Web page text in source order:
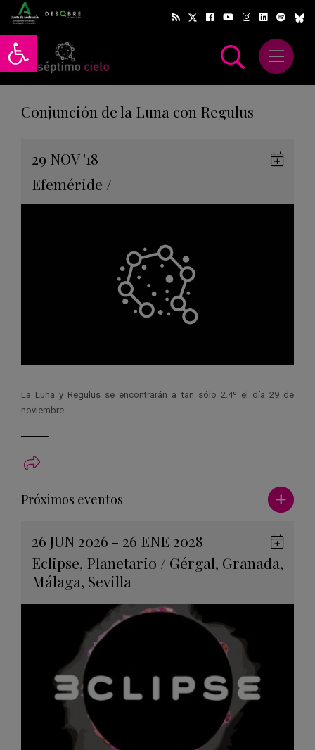
Abrir barra de herramientas
Abrir
Conjunción de la Luna con Regulus
29 NOV'18
Efeméride /
La Luna y Regulus se encontrarán a tan sólo 2.4º el día 29 de
noviembre
Próximos eventos Ver más
26 JUN 2026 - 26 ENE 2028
Eclipse, Planetario / Gérgal, Granada,
Málaga, Sevilla
en